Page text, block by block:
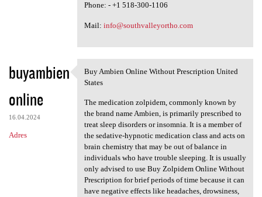
Phone: - +1 518-300-1106
Mail: info@southvalleyortho.com
buyambien
online
16.04.2024
Adres
Buy Ambien Online Without
Buy Ambien Online Without Prescription United
States
The medication zolpidem, commonly known by
the brand name Ambien, is primarily prescribed to
treat sleep disorders or insomnia. It is a member of
the sedative-hypnotic medication class and acts on
brain chemistry that may be out of balance in
individuals who have trouble sleeping. It is usually
only advised to use Buy Zolpidem Online Without
Prescription for brief periods of time because it can
have negative effects like headaches, drowsiness,